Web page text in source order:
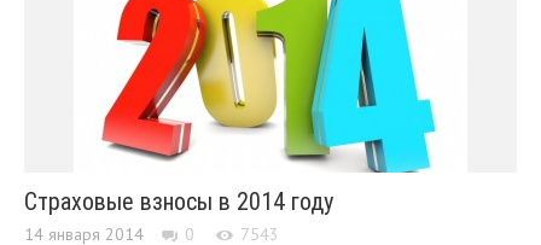
Страховые взносы в 2014 году
14 января 2014 0 7543